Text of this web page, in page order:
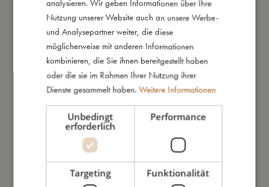
Freude und saisonale Magie in das Leben kleiner Puzzler
Meine besonderen Merkmale:
- Mit handgezeichneten Illustrationen.
- Beinhaltet 4 Puzzles mit 5, 6, 7 und 8 Teilen.
- Schöne Einzelboxen - perfekt zum Verschenken.
- Fördert die Feinmotorik und regt die Fantasie an.
- Geeignet ab: 3 Jahren.
So groß bin ich
GERMAN
analysieren. Wir geben Informationen über Ihre
Nutzung unserer Website auch an unsere Werbe-
und Analysepartner weiter, die diese
möglicherweise mit anderen Informationen
kombinieren, die Sie ihnen bereitgestellt haben
oder die sie im Rahmen Ihrer Nutzung ihrer
Dienste gesammelt haben. Weitere Informationen
Unbedingt
erforderlich
Performance
Targeting Funktionalität